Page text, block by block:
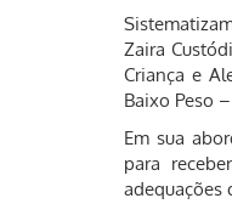
Zaira
Criança e
Baixo Peso
Em sua
para
adequações